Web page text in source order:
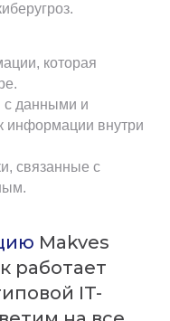
которая
с данными и
информации внутри
связанные с
Makves
работает
IT-